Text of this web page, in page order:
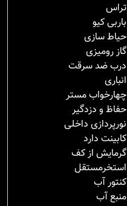
تراس
باربی کیو
حیاط سازی
گاز رومیزی
درب ضد سرقت
انباری
چهارخواب مستر
حفاظ و دزدگیر
نورپردازی داخلی
کابینت دارد
گرمایش از کف
استخرمستقل
کنتور آب
منبع آب